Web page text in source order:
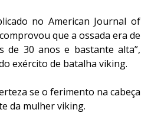
no American Journal of
que a ossada era de
de 30 anos e bastante alta”,
exército de batalha viking.
se o ferimento na cabeça
da mulher viking.